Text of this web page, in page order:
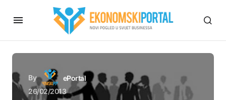
By
ePortal
26/02/2013